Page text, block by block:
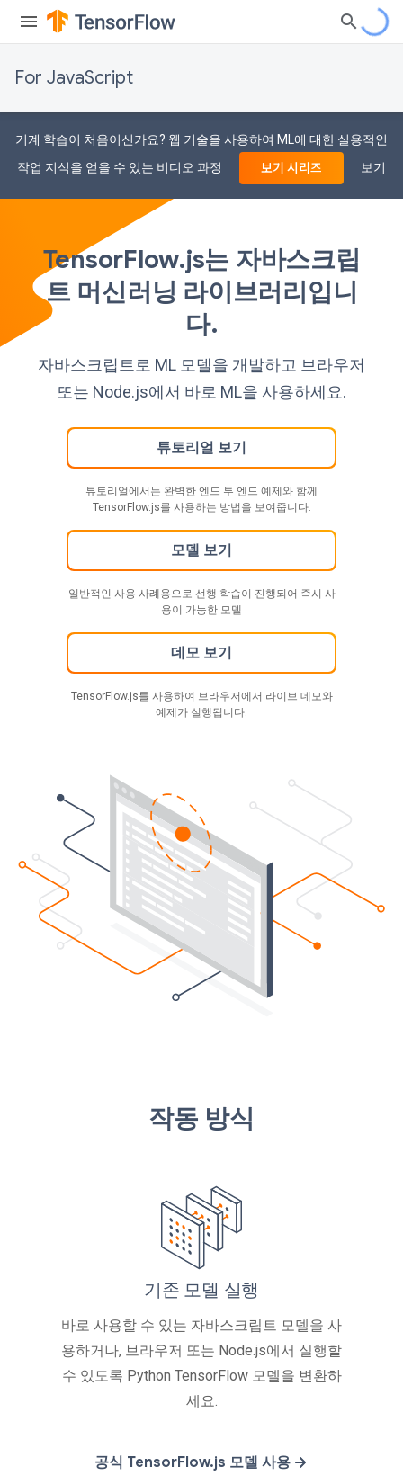
For JavaScript
기계 학습이 처음이신가요? 웹 기술을 사용하여 ML에 대한 실용적인
작업 지식을 얻을 수 있는 비디오 과정
보기 시리즈 보기
TensorFlow.js는 자바스크립
트 머신러닝 라이브러리입니
다.
자바스크립트로 ML 모델을 개발하고 브라우저
또는 Node.js에서 바로 ML을 사용하세요.
튜토리얼 보기
튜토리얼에서는 완벽한 엔드 투 엔드 예제와 함께
TensorFlow.js를 사용하는 방법을 보여줍니다.
모델 보기
일반적인 사용 사례용으로 선행 학습이 진행되어 즉시 사
용이 가능한 모델
데모 보기
TensorFlow.js를 사용하여 브라우저에서 라이브 데모와
예제가 실행됩니다.
작동 방식
기존 모델 실행
바로 사용할 수 있는 자바스크립트 모델을 사
용하거나, 브라우저 또는 Node.js에서 실행할
수 있도록 Python TensorFlow 모델을 변환하
세요.
공식 TensorFlow.js 모델 사용